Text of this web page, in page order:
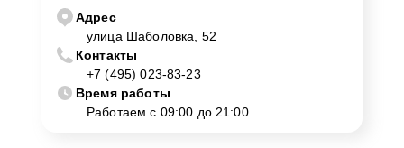
Адрес
улица Шаболовка, 52
Контакты
+7 (495) 023-83-23
Время работы
Работаем с 09:00 до 21:00